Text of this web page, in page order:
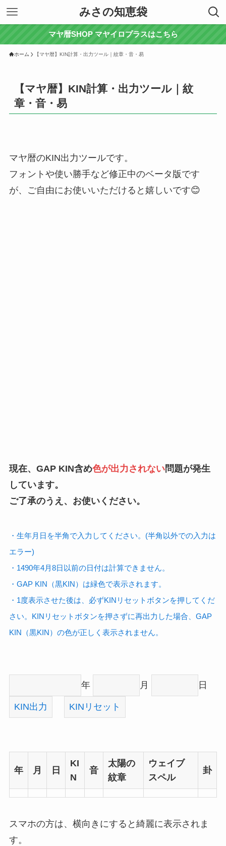
みさの知恵袋
マヤ暦SHOP マヤイロプラスはこちら
ホーム 【マヤ暦】KIN計算・出力ツール｜紋章・音・易
【マヤ暦】KIN計算・出力ツール｜紋
章・音・易
マヤ暦のKIN出力ツールです。
フォントや使い勝手など修正中のベータ版です
が、ご自由にお使いいただけると嬉しいです😊
現在、GAP KIN含め色が出力されない問題が発生
しています。
ご了承のうえ、お使いください。
・生年月日を半角で入力してください。(半角以外での入力は
エラー)
・1490年4月8日以前の日付は計算できません。
・GAP KIN（黒KIN）は緑色で表示されます。
・1度表示させた後は、必ずKINリセットボタンを押してくだ
さい。KINリセットボタンを押さずに再出力した場合、GAP
KIN（黒KIN）の色が正しく表示されません。
年 月 日
KIN出力 KINリセット
年 月 日
KI
N
音
太陽の
紋章
ウェイブ
スペル
卦
スマホの方は、横向きにすると綺麗に表示されま
す。